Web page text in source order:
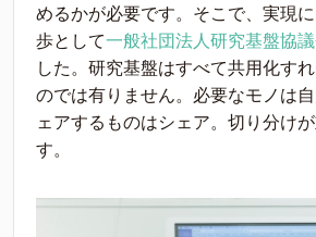
めるかが必要です。そこで、実現
歩として一般社団法人研究基盤協
した。研究基盤はすべて共用化す
のでは有りません。必要なモノは
ェアするものはシェア。切り分け
す。